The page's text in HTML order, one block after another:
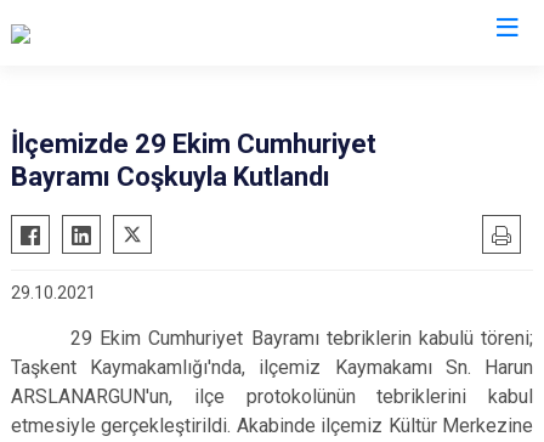
Ahırlı
Akören
Altınekin
Beyşehir
Bozkır
Çeltik
Doğanhisar
Hadim
Halkapınar
Hüyük
Seydişehir
Taşkent
Tuzlukçu
İlçemizde 29 Ekim Cumhuriyet
Bayramı Coşkuyla Kutlandı
29.10.2021
29 Ekim Cumhuriyet Bayramı tebriklerin kabulü töreni;
Taşkent Kaymakamlığı'nda, ilçemiz Kaymakamı Sn. Harun
ARSLANARGUN'un, ilçe protokolünün tebriklerini kabul
etmesiyle gerçekleştirildi. Akabinde ilçemiz Kültür Merkezine